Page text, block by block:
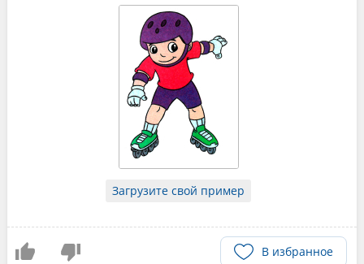
Загрузите свой пример
В избранное